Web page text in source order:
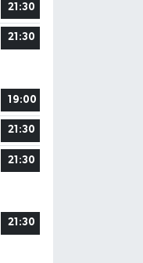
21:30
21:30
19:00
21:30
21:30
21:30